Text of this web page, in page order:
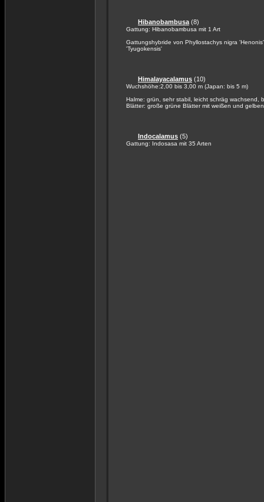
Hibanobambusa (8)
Gattung: Hibanobambusa mit 1 Art
Gattungshybride von Phyllostachys nigra
'Tyugokensis'
Himalayacalamus (10)
Wuchshöhe:2,00 bis 3,00 m (Japan: bis 5 m)
Halme: grün, sehr stabil, leicht schräg wachsend,
Blätter: große grüne Blätter mit weißen und
Indocalamus (5)
Gattung: Indosasa mit 35 Arten